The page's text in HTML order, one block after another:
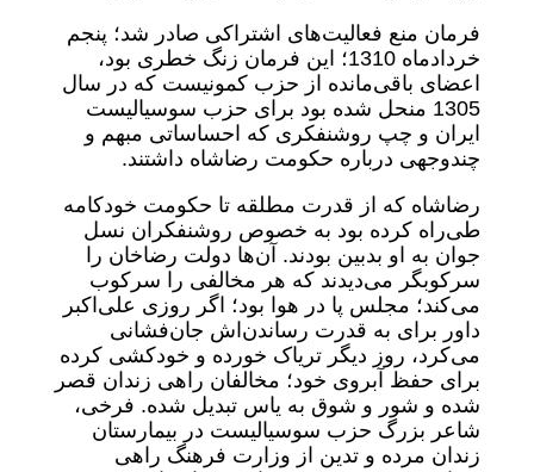
فرمان منع فعالیت‌های اشتراکی صادر شد؛ پنجم
خردادماه 1310؛ این فرمان زنگ خطری بود،
اعضای باقی‌مانده از حزب کمونیست که در سال
1305 منحل شده بود برای حزب سوسیالیست
ایران و چپ روشنفکری که احساساتی مبهم و
چندوجهی درباره حکومت رضاشاه داشتند.
رضاشاه که از قدرت مطلقه تا حکومت خودکامه
طی‌راه کرده بود به خصوص روشنفکران نسل
جوان به او بدبین بودند. آن‌ها دولت رضاخان را
سرکوبگر می‌دیدند که هر مخالفی را سرکوب
می‌کند؛ مجلس پا در هوا بود؛ اگر روزی علی‌اکبر
داور برای به قدرت رساندن‌اش جان‌فشانی
می‌کرد، روز دیگر تریاک خورده و خودکشی کرده
برای حفظ آبروی خود؛ مخالفان راهی زندان قصر
شده و شور و شوق به یاس تبدیل شده. فرخی،
شاعر بزرگ حزب سوسیالیست در بیمارستان
زندان مرده و تدین از وزارت فرهنگ راهی